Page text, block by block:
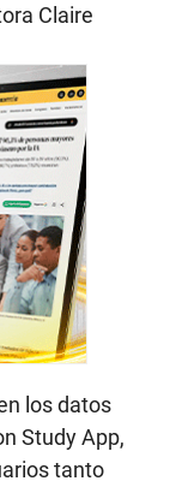
Claire
los datos
Study App,
tanto